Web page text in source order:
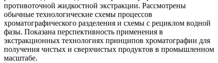
противоточной жидкостной экстракции. Рассмотрены
обычные технологические схемы процессов
хроматографического разделения и схемы с рециклом водной
фазы. Показана перспективность применения в
экстракционных технологиях принципов хроматографии для
получения чистых и сверхчистых продуктов в промышленном
масштабе.